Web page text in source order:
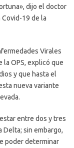
dijo el doctor
19 de la
Virales
la OPS, explicó que
y que hasta el
nueva variante
entre dos y tres
Delta; sin embargo,
poder determinar